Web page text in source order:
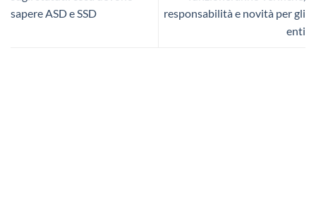
sapere ASD e SSD
responsabilità e novità per gli
enti